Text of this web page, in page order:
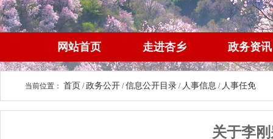
网站首页 走进杏乡 政务资讯
当前位置： 首页 /政务公开 /信息公开目录 / 人事信息 / 人事任免
关于李